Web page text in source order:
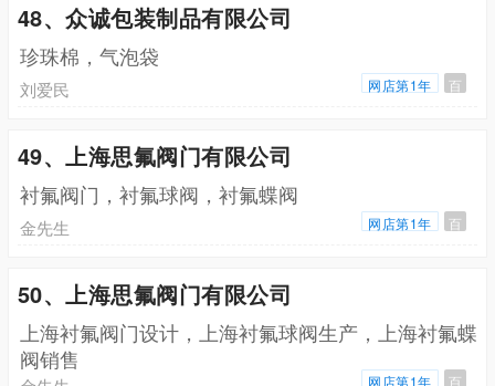
48、众诚包装制品有限公司
珍珠棉，气泡袋
刘爱民 网店第1年 百
49、上海思氟阀门有限公司
衬氟阀门，衬氟球阀，衬氟蝶阀
金先生 网店第1年 百
50、上海思氟阀门有限公司
上海衬氟阀门设计，上海衬氟球阀生产，上海衬氟蝶
阀销售
网店第1年 百